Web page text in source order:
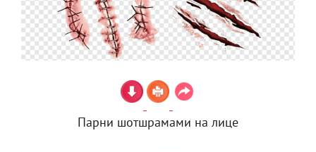
Парни шотшрамами на лице